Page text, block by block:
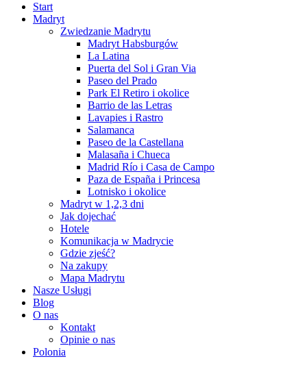
Start
Madryt
Zwiedzanie Madrytu
Madryt Habsburgów
La Latina
Puerta del Sol i Gran Via
Paseo del Prado
Park El Retiro i okolice
Barrio de las Letras
Lavapies i Rastro
Salamanca
Paseo de la Castellana
Malasaña i Chueca
Madrid Río i Casa de Campo
Paza de España i Princesa
Lotnisko i okolice
Madryt w 1,2,3 dni
Jak dojechać
Hotele
Komunikacja w Madrycie
Gdzie zjeść?
Na zakupy
Mapa Madrytu
Nasze Usługi
Blog
O nas
Kontakt
Opinie o nas
Polonia